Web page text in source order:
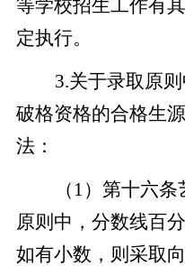
等学校招生工作有
定执行。
3.关于录取原
破格资格的合格生
法：
（1）第十六
原则中，分数线百
如有小数，则采取